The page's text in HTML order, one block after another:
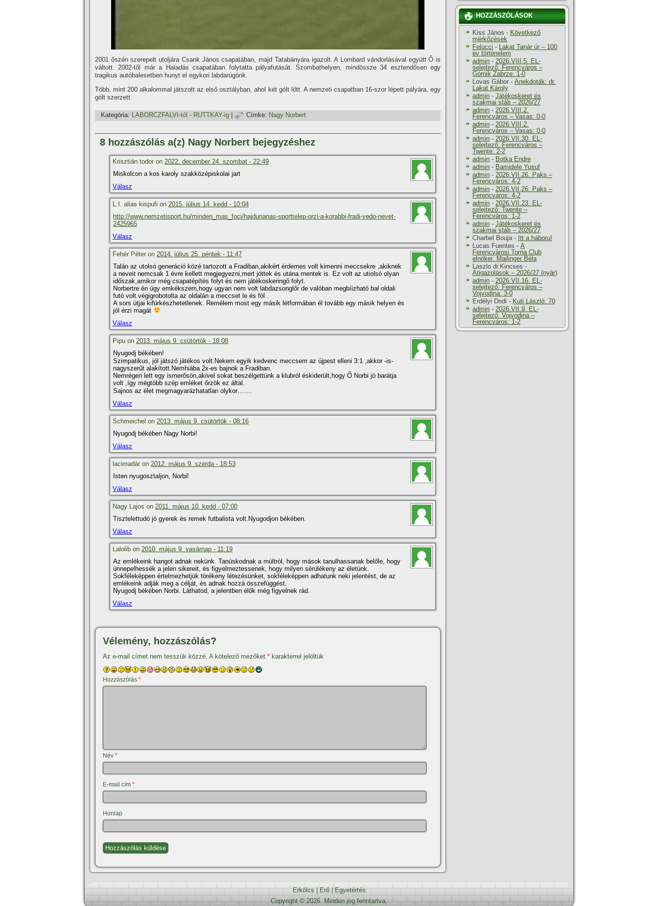
2001 őszén szerepelt utoljára Csank János csapatában, majd Tatabányára igazolt. A Lombard vándorlásával együtt Ő is
váltott. 2002-től már a Haladás csapatában folytatta pályafutását. Szombathelyen, mindössze 34 esztendősen egy
tragikus autóbalesetben hunyt el egykori labdarúgónk.
Több, mint 200 alkalommal játszott az első osztályban, ahol két gólt lőtt. A nemzeti csapatban 16-szor lépett pályára, egy
gólt szerzett.
Kategória: LABORCZFALVI-tól - RUTTKAY-ig Címke: Nagy Norbert
8 hozzászólás a(z) Nagy Norbert bejegyzéshez
Krisztián todor on 2022. december 24. szombat - 22:49
Miskolcon a kos karoly szakközépiskolai jart
Válasz
L.I. alias kispufi on 2015. július 14. kedd - 10:04
http://www.nemzetisport.hu/minden_mas_foci/hajdunanas-sporttelep-orzi-a-korabbi-fradi-vedo-nevet-
2425965
Válasz
Fehér Péter on 2014. július 25. péntek - 11:47
Talán az utolsó generáció közé tartozott a Fradiban,akikért érdemes volt kimenni meccsekre ,akiknek
a neveit nemcsak 1 évre kellett megjegyezni,mert jöttek és utána mentek is. Ez volt az utiolsó olyan
időszak,amikor még csapatépí­tés folyt és nem játékoskeringő folyt.
Norbertre én úgy emkékszem,hogy ugyan nem volt labdazsonglőr de valóban megbí­izható bal oldali
futó volt.végigrobotolta az oldalán a meccset le és föl .
A sors útjai kifürkészhetetlenek. Remélem most egy másik létformában él tovább egy másik helyen és
jól érzi magát
Válasz
Pipu on 2013. május 9. csütörtök - 18:08
Nyugodj békében!
Szimpatikus, jól játszó játékos volt.Nekem egyik kedvenc meccsem az újpest elleni 3:1 ,akkor -is-
nagyszerűt alakí­tott.Nemhiába 2x-es bajnok a Fradiban.
Nemrégen lett egy ismerősön,akivel sokat beszélgettünk a klubról éskiderült,hogy Ő Norbi jó barátja
volt ,í­gy mégtöbb szép emléket őrzök ez által.
Sajnos az élet megmagyarázhatatlan olykor…….
Válasz
Schmeichel on 2013. május 9. csütörtök - 08:16
Nyugodj békében Nagy Norbi!
Válasz
lacimadár on 2012. május 9. szerda - 18:53
Isten nyugosztaljon, Norbi!
Válasz
Nagy Lajos on 2011. május 10. kedd - 07:00
Tisztelettudó jó gyerek és remek futbalista volt.Nyugodjon békében.
Válasz
Lalolib on 2010. május 9. vasárnap - 11:19
Az emlékeink hangot adnak nekünk. Tanúskodnak a múltról, hogy mások tanulhassanak belőle, hogy
ünnepelhessék a jelen sikereit, és figyelmeztessenek, hogy milyen sérülékeny az életünk.
Sokféleképpen értelmezhetjük törékeny létezésünket, sokféleképpen adhatunk neki jelentést, de az
emlékeink adják meg a célját, és adnak hozzá összefüggést.
Nyugodj békében Norbi. Láthatod, a jelentben élők még figyelnek rád.
Válasz
Vélemény, hozzászólás?
Az e-mail címet nem tesszük közzé. A kötelező mezőket * karakterrel jelöltük
Hozzászólás *
Név *
E-mail cím *
Honlap
HOZZÁSZÓLÁSOK
Kiss János - Következő
mérkőzések
Felucci - Lakat Tanár úr – 100
év történelem
admin - 2026.VIII.5. EL-
selejtező: Ferencváros –
Górnik Zabrze: 1-0
Lovas Gábor - Anekdoták: dr.
Lakat Károly
admin - Játékoskeret és
szakmai stáb – 2026/27
admin - 2026.VIII.2.
Ferencváros – Vasas: 0-0
admin - 2026.VIII.2.
Ferencváros – Vasas: 0-0
admin - 2026.VII.30. EL-
selejtező: Ferencváros –
Twente: 2-2
admin - Botka Endre
admin - Bamidele Yusuf
admin - 2026.VII.26. Paks –
Ferencváros: 4-2
admin - 2026.VII.26. Paks –
Ferencváros: 4-2
admin - 2026.VII.23. EL-
selejtező: Twente –
Ferencváros: 1-2
admin - Játékoskeret és
szakmai stáb – 2026/27
Charbel Bouja- Itt a háboru!
Lucas Fuentes - A
Ferencvárosi Torna Club
elnökei: Mailinger Béla
Laszlo dr.Kincses -
Átigazolások – 2026/27 (nyár)
admin - 2026.VII.16. EL-
selejtező: Ferencváros –
Vojvodina: 3-0
Erdélyi Dodi - Kuti László: 70
admin - 2026.VII.9. EL-
selejtező: Vojvodina –
Ferencváros: 1-2
Erkölcs Erő|
Egyetértés
Copyright © 2026. Minden jog fenntartva.